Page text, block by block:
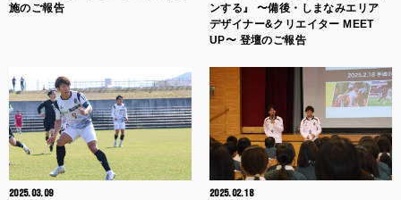
施のご報告
ンする』 〜備後・しまなみエリア
デザイナー&クリエイター MEET
UP〜 登壇のご報告
2025.03.09 2025.02.18